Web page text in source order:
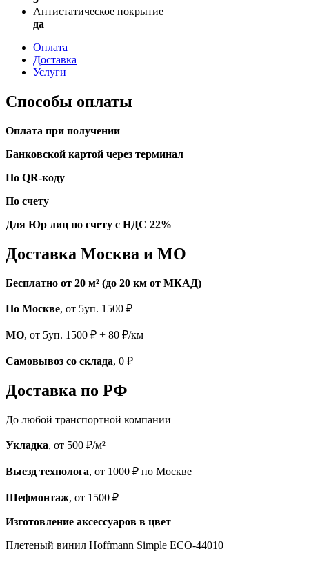
Антистатическое покрытие
да
Оплата
Доставка
Услуги
Способы оплаты
Оплата при получении
Банковской картой через терминал
По QR-коду
По счету
Для Юр лиц по счету с НДС 22%
Доставка Москва и МО
Бесплатно от 20 м² (до 20 км от МКАД)
По Москве, от 5уп. 1500 ₽
МО, от 5уп. 1500 ₽ + 80 ₽/км
Самовывоз со склада, 0 ₽
Доставка по РФ
До любой транспортной компании
Укладка, от 500 ₽/м²
Выезд технолога, от 1000 ₽ по Москве
Шефмонтаж, от 1500 ₽
Изготовление аксессуаров в цвет
Плетеный винил Hoffmann Simple ECO-44010